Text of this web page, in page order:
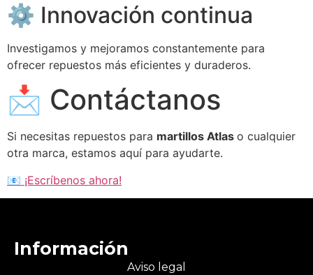
⚙️ Innovación continua
Investigamos y mejoramos constantemente para
ofrecer repuestos más eficientes y duraderos.
📩 Contáctanos
Si necesitas repuestos para martillos Atlas o cualquier
otra marca, estamos aquí para ayudarte.
📧 ¡Escríbenos ahora!
Información
Aviso legal